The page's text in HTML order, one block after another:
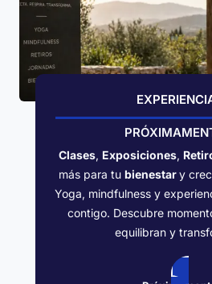
Clases, Exposiciones,
más para tu bienestary
Yoga, mindfulness y
contigo. Descubre
equilibran y